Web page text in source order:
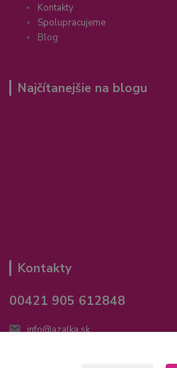
Kontakty
Spolupracujeme
Blog
Najčítanejšie na blogu
Kontakty
00421 905 612848
info@azalka.sk